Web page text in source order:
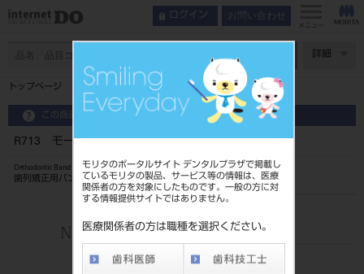
モリタのポータルサイト デンタルプラザで掲載し
ているモリタの製品、サービス等の情報は、医療
関係者の方を対象にしたものです。一般の方に対
する情報提供サイトではありません。
医療関係者の方は職種を選択ください。
ログイン お問い合わせ
メニュー
詳細
トップページ R713 モーラーバンド
この商品に関するお問い合わせ
R713 モーラーバンド
Orthodontic Band
歯列矯正用バンド
206350802713
JAN/EANコード